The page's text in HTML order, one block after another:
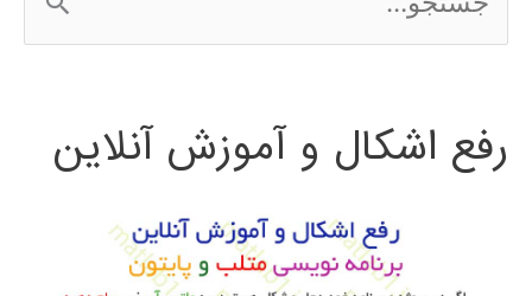
س
ج
رفع اشکال و آموزش آنلاین